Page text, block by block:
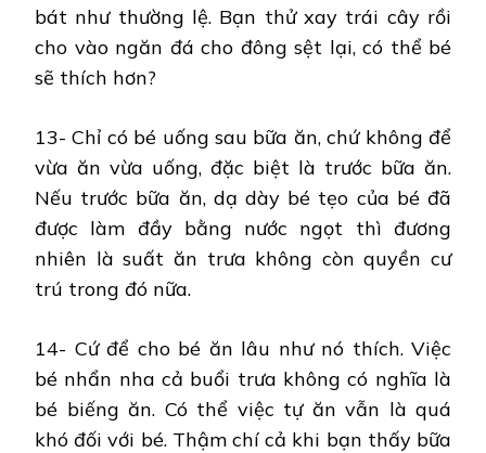
bát như thường lệ. Bạn thử xay trái cây rồi
cho vào ngăn đá cho đông sệt lại, có thể bé
sẽ thích hơn?
13- Chỉ có bé uống sau bữa ăn, chứ không để
vừa ăn vừa uống, đặc biệt là trước bữa ăn.
Nếu trước bữa ăn, dạ dày bé tẹo của bé đã
được làm đầy bằng nước ngọt thì đương
nhiên là suất ăn trưa không còn quyền cư
trú trong đó nữa.
14- Cứ để cho bé ăn lâu như nó thích. Việc
bé nhẩn nha cả buổi trưa không có nghĩa là
bé biếng ăn. Có thể việc tự ăn vẫn là quá
khó đối với bé. Thậm chí cả khi bạn thấy bữa